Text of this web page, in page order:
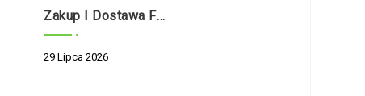
Zakup I Dostawa Fabrycznie Nowego Samochodu Dostawczego O Napędzie Hybrydowym Na Potrzeby Dziennego Domu Pomocy Społecznej W Białymstoku Przy Ul. Nowogródzkiej 5/1
29 Lipca 2026